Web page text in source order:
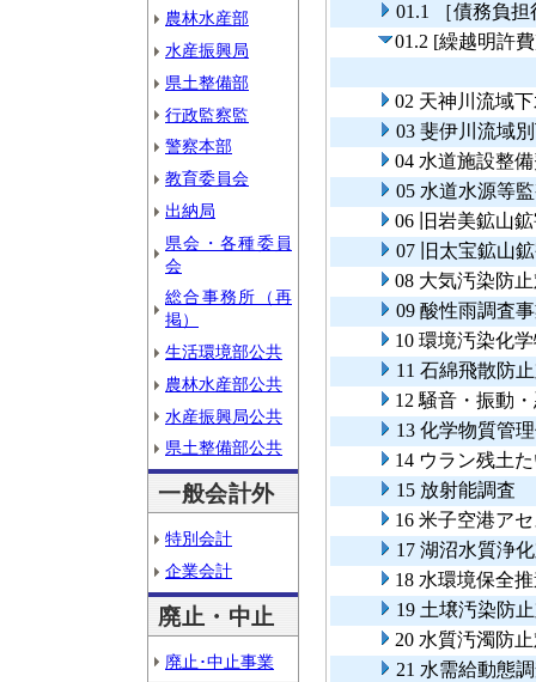
農林水産部
水産振興局
県土整備部
行政監察監
警察本部
教育委員会
出納局
県会・各種委員
会
総合事務所（再
掲）
生活環境部公共
農林水産部公共
水産振興局公共
県土整備部公共
一般会計外
特別会計
企業会計
廃止・中止
廃止･中止事業
01.1 ［債務負
01.2 [繰越明許
02 天神川流域
03 斐伊川流域
04 水道施設整
05 水道水源等
06 旧岩美鉱山
07 旧太宝鉱山
08 大気汚染防
09 酸性雨調査
10 環境汚染化
11 石綿飛散防
12 騒音・振動
13 化学物質管
14 ウラン残土
15 放射能調査
16 米子空港ア
17 湖沼水質浄
18 水環境保全
19 土壌汚染防
20 水質汚濁防
21 水需給動態